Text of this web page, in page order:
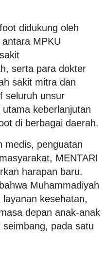
didukung oleh
MPKU
serta para dokter
sakit mitra dan
seluruh unsur
keberlanjutan
di berbagai daerah.
medis, penguatan
MENTARI
harapan baru.
Muhammadiyah
kesehatan,
depan anak-anak
pada satu